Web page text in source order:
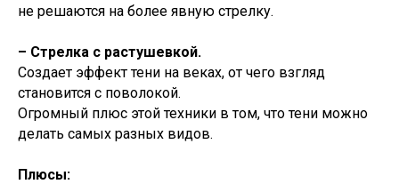
не решаются на более явную стрелку.
– Стрелка с растушевкой.
Создает эффект тени на веках, от чего взгляд
становится с поволокой.
Огромный плюс этой техники в том, что тени можно
делать самых разных видов.
Плюсы: